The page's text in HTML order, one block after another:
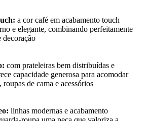
a cor café em acabamento touch
e elegante, combinando perfeitamente
decoração
com prateleiras bem distribuídas e
capacidade generosa para acomodar
de cama e acessórios
linhas modernas e acabamento